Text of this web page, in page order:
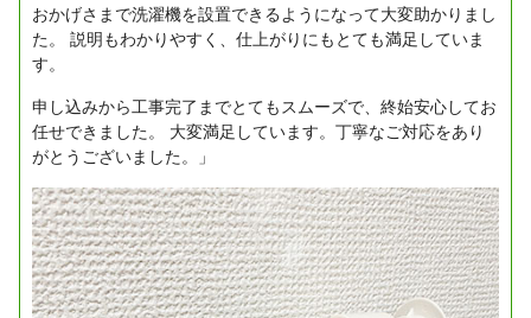
おかげさまで洗濯機を設置できるようになって大変助かりまし
た。
説明もわかりやすく、仕上がりにもとても満足していま
す。
申し込みから工事完了までとてもスムーズで、終始安心してお
任せできました。
大変満足しています。丁寧なご対応をあり
がとうございました。」